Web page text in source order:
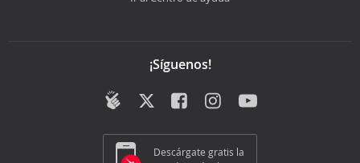
¡Síguenos!
Descárgate gratis la